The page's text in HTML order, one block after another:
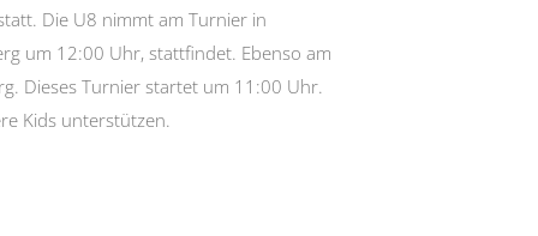
Die U8 nimmt am Turnier in
um 12:00 Uhr, stattfindet. Ebenso am
Dieses Turnier startet um 11:00 Uhr.
Kids unterstützen.